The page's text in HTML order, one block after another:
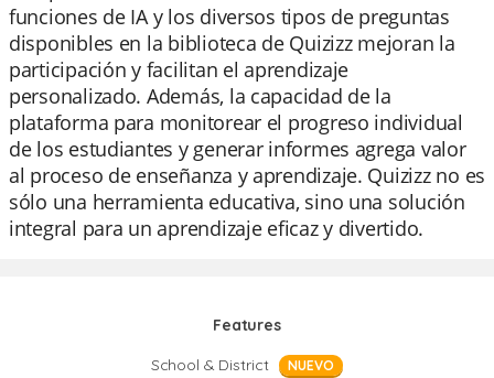
funciones de IA y los diversos tipos de preguntas
disponibles en la biblioteca de Quizizz mejoran la
participación y facilitan el aprendizaje
personalizado. Además, la capacidad de la
plataforma para monitorear el progreso individual
de los estudiantes y generar informes agrega valor
al proceso de enseñanza y aprendizaje. Quizizz no es
sólo una herramienta educativa, sino una solución
integral para un aprendizaje eficaz y divertido.
Features
School & District
NUEVO